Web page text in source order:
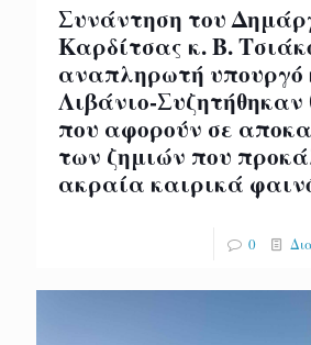
Συνάντηση του
Καρδίτσας κ. Β.
αναπληρωτή υπουργό
Λιβάνιο-
που αφορούν σε
των ζημιών που
ακραία καιρικά
0